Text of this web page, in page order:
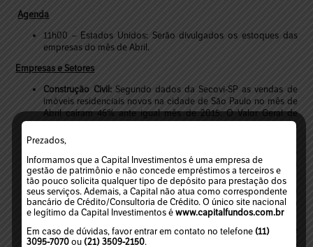
Agenda
11h00 – Estados Unidos: Serão divulgados os estoques das
empresas do mês de Abril.
Empresas e Setores
Construção Civil:Segundo dados da Secovi-SP as vendas de
imóveis residenciais novos na cidade de São Paulo no mês de
Abril caíram 46% ante igual mês de 2015. O Valor Geral de
Vendas (VGV) no período apresentou recuo de 43,5% na
comparação anual.
de Cingapura passou a deter 3,91% das ações de emissão da
companhia.
Microsoft : A companhia divulgou que fechou acordo para
aquisição da rede social LinkedIn por US$ 26 bilhões, em sua
maior aquisição realizada até hoje.
Oi (OIBR3):A companhia divulgou que Robin Anne
Bienenstock renunciou ao cargo de conselheira da companhia,
Prezados,
Informamos que a Capital Investimentos é uma empresa de
gestão de patrimônio e não concede empréstimos a terceiros e
tão pouco solicita qualquer tipo de depósito para prestação dos
seus serviços. Ademais, a Capital não atua como correspondente
bancário de Crédito/Consultoria de Crédito. O único site nacional
e legítimo da Capital Investimentos é www.capitalfundos.com.br
Em caso de dúvidas, favor entrar em contato no telefone (11)
3095-7070 ou (21) 3509-2150.